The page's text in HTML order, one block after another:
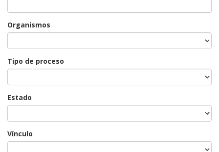
Organismos
Tipo de proceso
Estado
Vínculo